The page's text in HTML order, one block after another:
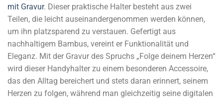
mit Gravur. Dieser praktische Halter besteht aus zwei
Teilen, die leicht auseinandergenommen werden können,
um ihn platzsparend zu verstauen. Gefertigt aus
nachhaltigem Bambus, vereint er Funktionalität und
Eleganz. Mit der Gravur des Spruchs „Folge deinem Herzen“
wird dieser Handyhalter zu einem besonderen Accessoire,
das den Alltag bereichert und stets daran erinnert, seinem
Herzen zu folgen, während man gleichzeitig seine digitalen